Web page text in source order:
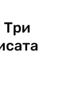
Три